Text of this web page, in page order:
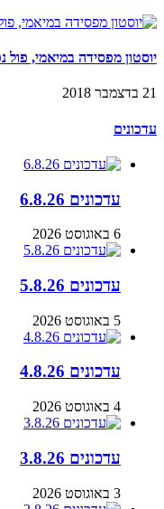
יוסטון מפסידה במיאמי,
21 בדצמבר 2018
עדכונים
עדכונים 6.8.26
6 באוגוסט 2026
עדכונים 5.8.26
5 באוגוסט 2026
עדכונים 4.8.26
4 באוגוסט 2026
עדכונים 3.8.26
3 באוגוסט 2026